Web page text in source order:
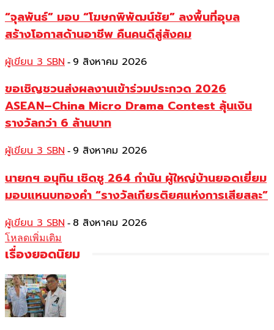
“จุลพันธ์” มอบ “โฆษกพิพัฒน์ชัย” ลงพื้นที่อุบล
สร้างโอกาสด้านอาชีพ คืนคนดีสู่สังคม
ผู้เขียน 3 SBN - 9 สิงหาคม 2026
ขอเชิญชวนส่งผลงานเข้าร่วมประกวด 2026
ASEAN–China Micro Drama Contest ลุ้นเงิน
รางวัลกว่า 6 ล้านบาท
ผู้เขียน 3 SBN - 9 สิงหาคม 2026
นายกฯ อนุทิน เชิดชู 264 กำนัน ผู้ใหญ่บ้านยอดเยี่ยม
มอบแหนบทองคำ “รางวัลเกียรติยศแห่งการเสียสละ”
ผู้เขียน 3 SBN - 8 สิงหาคม 2026
โหลดเพิ่มเติม
เรื่องยอดนิยม